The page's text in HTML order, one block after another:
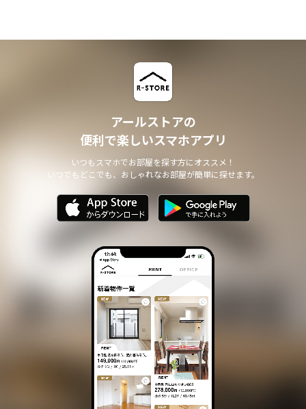
アールストアの
便利で楽しいスマホアプリ
いつもスマホでお部屋を探す方にオススメ！
いつでもどこでも、おしゃれなお部屋が簡単に探せます。